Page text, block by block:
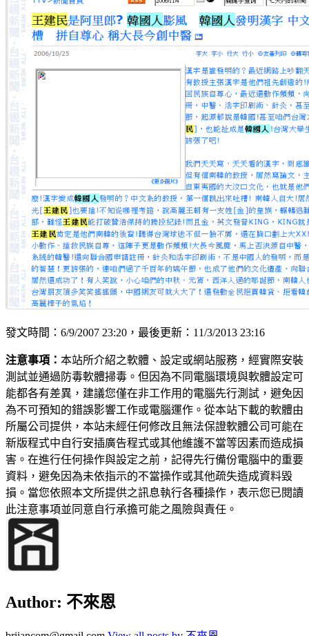
發文時間：6/9/2007 23:20，最後更新：11/3/2013 23:16
注意事項： 本站所介紹之軟體、設定或網站服務，經實際安裝
測試並通過防毒軟體掃毒。但因為不同電腦環境與軟體設定可
能都各有差異，建議您僅在非工作用的電腦先行測試，避免因
為不可預知的錯誤影響工作或電腦運作。從本站下載的軟體由
所屬公司提供，本站未經任何修改且無法保證軟體公司可能在
新版程式中自行安插廣告程式或其他維護不當等因素而造成損
害。在進行任何操作與設定之前，記得先行備份電腦中的重要
資料，避免因為未依指示的不當操作或其他疏失造成資料毀
損。當您依照本文所提供之訊息執行各種操作，表示您已閱讀
此注意事項並同意自行承擔可能之風險與責任。
Author: 不來恩